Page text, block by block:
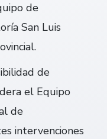
de
San Luis
de
el Equipo
de
intervenciones